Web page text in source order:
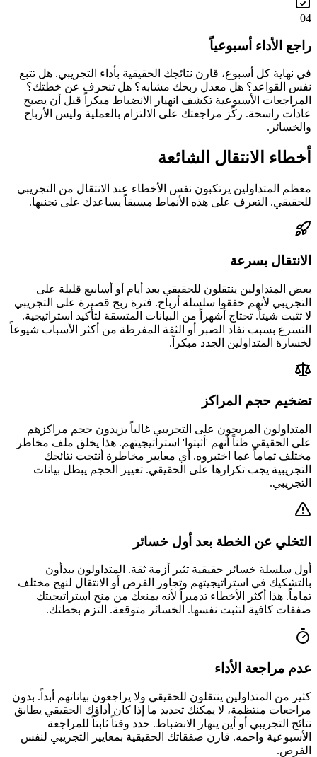
04
راجع الأداء أسبوعياً
في نهاية كل أسبوع، قارن نتائجك الحقيقية بأداء التجريبي. هل تتبع
نفس القواعد؟ هل معدل ربحك مشابه؟ هل تنحرف عن خطتك؟
المراجعات الأسبوعية تكشف انهيار الانضباط مبكراً قبل أن يصبح
عادات راسخة. ركّز مراجعتك على الالتزام بالعملية وليس الأرباح
والخسائر.
أخطاء الانتقال الشائعة
معظم المتداولين يرتكبون نفس الأخطاء عند الانتقال من التجريبي
للحقيقي. التعرف على هذه الأنماط مسبقاً يساعدك على تجنبها.
الانتقال بسرعة
بعض المتداولين ينتقلون للحقيقي بعد أيام أو أسابيع قليلة على
التجريبي لأنهم حققوا سلسلة أرباح. فترة ربح قصيرة على التجريبي
لا تثبت شيئاً. تحتاج أشهراً من البيانات المتسقة لتأكيد استراتيجية.
التسرع بسبب نفاد الصبر أو الثقة المفرطة من أكثر الأسباب شيوعاً
لخسارة المتداولين الجدد مبكراً.
تضخيم حجم المراكز
المتداولون المربحون على التجريبي غالباً يزيدون حجم مراكزهم
على الحقيقي ظناً أنهم 'أثبتوا' استراتيجيتهم. هذا يخلق ملف مخاطر
مختلف تماماً عما اختبروه. أي معايير مخاطرة أنتجت نتائجك
التجريبية يجب تكرارها على الحقيقي. تغيير الحجم يبطل بيانات
التجريبي.
التخلي عن الخطة بعد أول خسائر
أول سلسلة خسائر حقيقية تثير أزمة ثقة. المتداولون يبدأون
بالتشكيك في استراتيجيتهم وتجاوز الفرص أو الانتقال لنهج مختلف
تماماً. هذا أكثر الأخطاء تدميراً لأنه يمنعك من منح استراتيجيتك
صفقات كافية لتثبت نفسها. الخسائر متوقعة. التزم بخطتك.
عدم مراجعة الأداء
كثير من المتداولين ينتقلون للحقيقي ولا يراجعون بياناتهم أبداً. بدون
مراجعات منتظمة، لا يمكنك تحديد ما إذا كان أداؤك الحقيقي يطابق
نتائج التجريبي أو أين ينهار الانضباط. حدد وقتاً ثابتاً للمراجعة
الأسبوعية واحمه. قارن صفقاتك الحقيقية بمعايير التجريبي لنفس
الفرص.